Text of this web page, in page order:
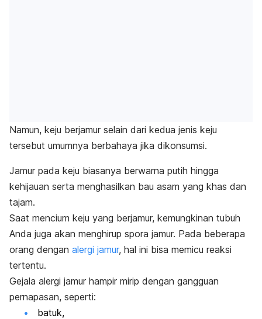
Namun, keju berjamur selain dari kedua jenis keju
tersebut umumnya berbahaya jika dikonsumsi.
Jamur pada keju biasanya berwarna putih hingga
kehijauan serta menghasilkan bau asam yang khas dan
tajam.
Saat mencium keju yang berjamur, kemungkinan tubuh
Anda juga akan menghirup spora jamur. Pada beberapa
orang dengan alergi jamur, hal ini bisa memicu reaksi
tertentu.
Gejala alergi jamur hampir mirip dengan gangguan
pernapasan, seperti:
batuk,